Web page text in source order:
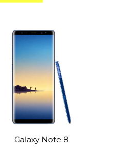
Galaxy Note 8